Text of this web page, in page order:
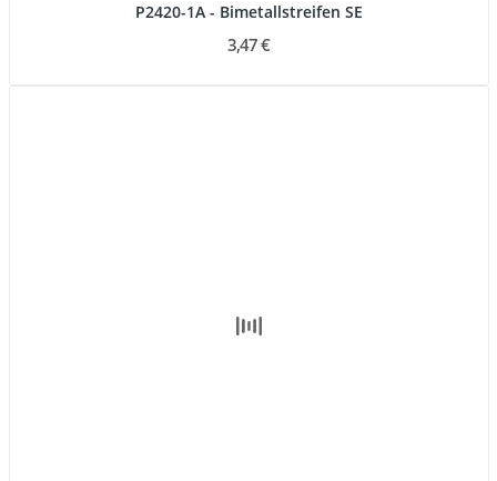
P2420-1A - Bimetallstreifen SE
3,47 €